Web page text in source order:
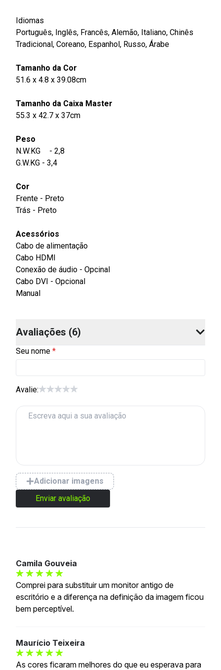
Idiomas
Português, Inglês, Francês, Alemão, Italiano, Chinês
Tradicional, Coreano, Espanhol, Russo, Árabe
Tamanho da Cor
51.6 x 4.8 x 39.08cm
Tamanho da Caixa Master
55.3 x 42.7 x 37cm
Peso
N.W.KG
- 2,8
G.W.KG - 3,4
Cor
Frente - Preto
Trás - Preto
Acessórios
Cabo de alimentação
Cabo HDMI
Conexão de áudio - Opcinal
Cabo DVI - Opcional
Manual
Avaliações (6)
Seu nome
Avalie:
Adicionar imagens
Enviar avaliação
Camila Gouveia
Comprei para substituir um monitor antigo de
escritório e a diferença na definição da imagem ficou
bem perceptível.
Maurício Teixeira
As cores ficaram melhores do que eu esperava para